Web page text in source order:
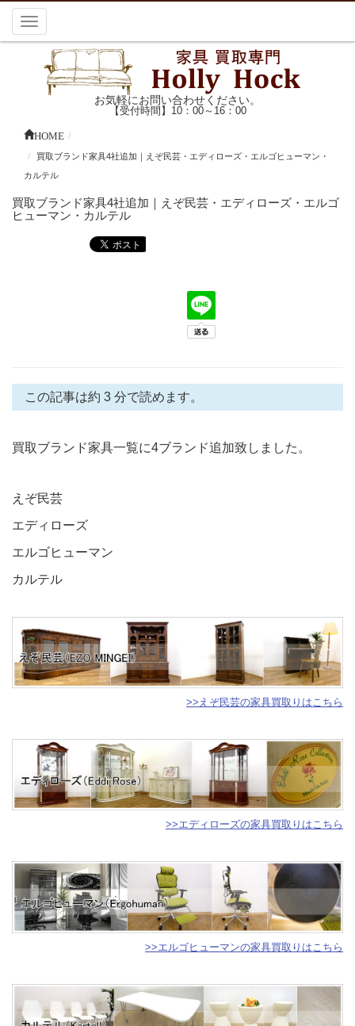
お気軽にお問い合わせください。
【受付時間】10：00～16：00
Toggle
navigation
HOME
買取ブランド家具4社追加｜えぞ民芸・エディローズ・エルゴヒューマン・
カルテル
買取ブランド家具4社追加｜えぞ民芸・エディローズ・エルゴ
ヒューマン・カルテル
この記事は約 3 分で読めます。
買取ブランド家具一覧に4ブランド追加致しました。
えぞ民芸
エディローズ
エルゴヒューマン
カルテル
>>えぞ民芸の家具買取りはこちら
>>エディローズの家具買取りはこちら
>>エルゴヒューマンの家具買取りはこちら